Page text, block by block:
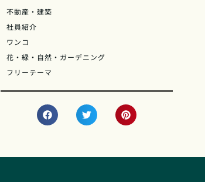
不動産・建築
社員紹介
ワンコ
花・緑・自然・ガーデニング
フリーテーマ